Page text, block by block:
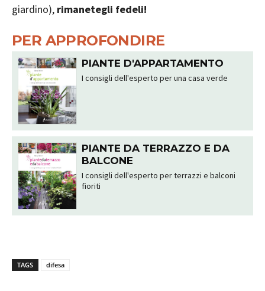
giardino), rimanetegli fedeli!
PER APPROFONDIRE
PIANTE D'APPARTAMENTO
I consigli dell'esperto per una casa verde
PIANTE DA TERRAZZO E DA
BALCONE
I consigli dell'esperto per terrazzi e balconi
fioriti
TAGS difesa